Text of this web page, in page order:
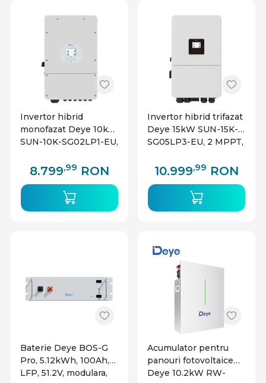
panouri solare de inalta calitate
si investeste intr-
un viitor sustenabil!
Comanda acum si profita de energia gratuita a
soarelui!
Invertor hibrid
monofazat Deye 10kW
SUN-10K-SG02LP1-EU,
baterii Low Voltage
8.799,99 RON
Invertor hibrid trifazat
Deye 15kW SUN-15K-
SG05LP3-EU, 2 MPPT,
Voltage
10.999,99 RON
Baterie Deye BOS-G
Pro, 5.12kWh, 100Ah,
LFP, 51.2V, modulara,
Acumulator pentru
panouri fotovoltaice
Deye 10.2kW RW-